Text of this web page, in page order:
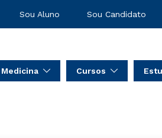
Sou Aluno Sou Candidato
Medicina Cursos